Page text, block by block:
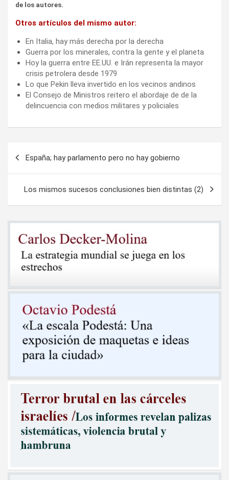
de los autores.
Otros artículos del mismo autor:
En Italia, hay más derecha por la derecha
Guerra por los minerales, contra la gente y el planeta
Hoy la guerra entre EE.UU. e Irán representa la mayor
crisis petrolera desde 1979
Lo que Pekin lleva invertido en los vecinos andinos
El Consejo de Ministros reitero el abordaje de de la
delincuencia con medios militares y policiales
entradas
España; hay parlamento pero no hay gobierno
Los mismos sucesos conclusiones bien distintas (2)